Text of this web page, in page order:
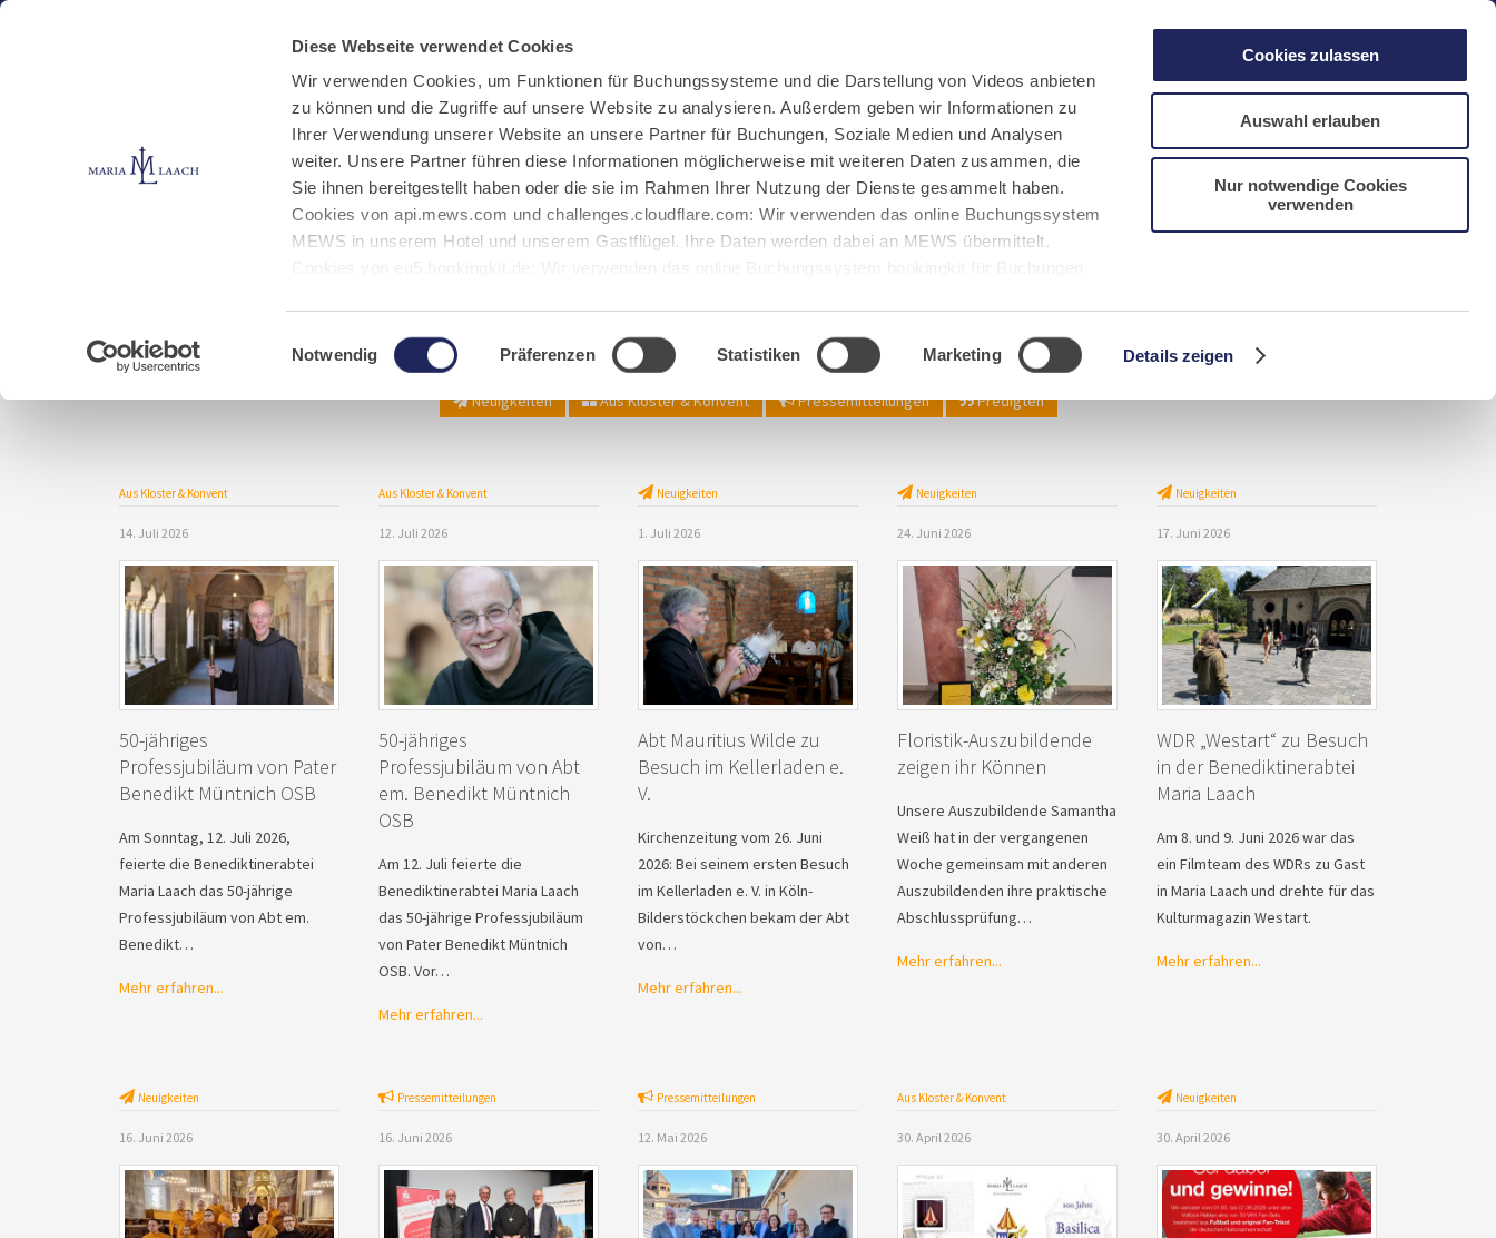
Diese Webseite verwendet Cookies
Wir verwenden Cookies, um Funktionen für Buchungssysteme und die Darstellung von Videos anbieten
zu können und die Zugriffe auf unsere Website zu analysieren. Außerdem geben wir Informationen zu
Ihrer Verwendung unserer Website an unsere Partner für Buchungen, Soziale Medien und Analysen
weiter. Unsere Partner führen diese Informationen möglicherweise mit weiteren Daten zusammen, die
Sie ihnen bereitgestellt haben oder die sie im Rahmen Ihrer Nutzung der Dienste gesammelt haben.
Cookies von api.mews.com und challenges.cloudflare.com: Wir verwenden das online Buchungssystem
MEWS in unserem Hotel und unserem Gastflügel. Ihre Daten werden dabei an MEWS übermittelt.
Einwilligungsauswahl
Notwendig Präferenzen Statistiken Marketing Details zeigen
Cookies zulassen
Auswahl erlauben
Nur notwendige Cookies
verwenden
Kloster Klosterbetriebe Spenden Infos
Nachrichten
NL CN/中文
Nachrichten
Aktuelles aus Maria Laach
Neuigkeiten Aus Kloster & Konvent Pressemitteilungen Predigten
Aus Kloster & Konvent
14. Juli 2026
50-jähriges
Professjubiläum von Pater
Benedikt Müntnich OSB
Am Sonntag, 12. Juli 2026,
feierte die Benediktinerabtei
Maria Laach das 50-jährige
Professjubiläum von Abt em.
Benedikt…
Mehr erfahren...
Aus Kloster & Konvent
12. Juli 2026
50-jähriges
Professjubiläum von Abt
em. Benedikt Müntnich
OSB
Am 12. Juli feierte die
Benediktinerabtei Maria Laach
das 50-jährige Professjubiläum
von Pater Benedikt Müntnich
OSB. Vor…
Mehr erfahren...
Neuigkeiten
1. Juli 2026
Abt Mauritius Wilde zu
Besuch im Kellerladen e.
V.
Kirchenzeitung vom 26. Juni
2026: Bei seinem ersten Besuch
im Kellerladen e. V. in Köln-
Bilderstöckchen bekam der Abt
von…
Mehr erfahren...
Neuigkeiten
24. Juni 2026
Floristik-Auszubildende
zeigen ihr Können
Unsere Auszubildende Samantha
Weiß hat in der vergangenen
Woche gemeinsam mit anderen
Auszubildenden ihre praktische
Abschlussprüfung…
Mehr erfahren...
Neuigkeiten
17. Juni 2026
WDR „Westart“ zu Besuch
in der Benediktinerabtei
Maria Laach
Am 8. und 9. Juni 2026 war das
ein Filmteam des WDRs zu Gast
in Maria Laach und drehte für das
Kulturmagazin Westart.
Mehr erfahren...
Neuigkeiten
16. Juni 2026
Pressemitteilungen
16. Juni 2026
Pressemitteilungen
12. Mai 2026
Aus Kloster & Konvent
30. April 2026
Neuigkeiten
30. April 2026